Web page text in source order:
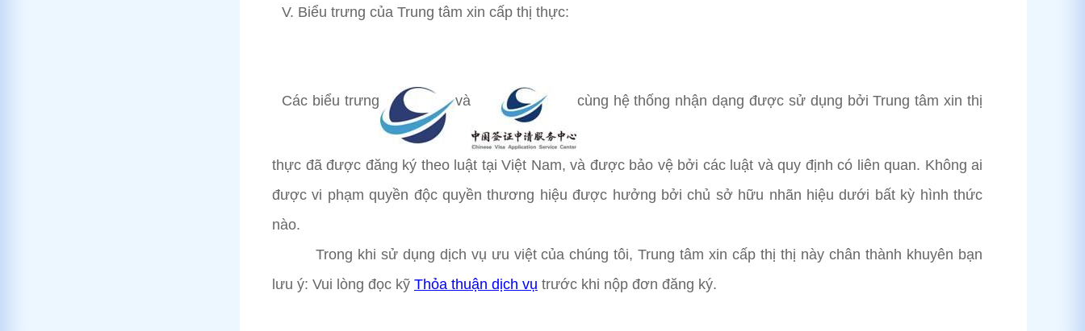
V. Biểu trưng của Trung tâm xin cấp thị thực:
Các biểu trưng và cùng hệ thống nhận dạng được sử dụng bởi Trung tâm xin thị
thực đã được đăng ký theo luật tại Việt Nam, và được bảo vệ bởi các luật và quy định có liên quan. Không ai
được vi phạm quyền độc quyền thương hiệu được hưởng bởi chủ sở hữu nhãn hiệu dưới bất kỳ hình thức
nào.
Trong khi sử dụng dịch vụ ưu việt của chúng tôi, Trung tâm xin cấp thị thị này chân thành khuyên bạn
lưu ý: Vui lòng đọc kỹ Thỏa thuận dịch vụ trước khi nộp đơn đăng ký.